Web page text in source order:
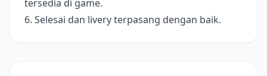
tersedia di game.
6. Selesai dan livery terpasang dengan baik.